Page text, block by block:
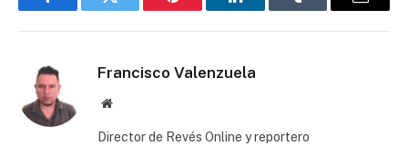
FacebookTwitter Pinterest LinkedInTumblr Email
Francisco Valenzuela
Website
Director de Revés Online y reportero